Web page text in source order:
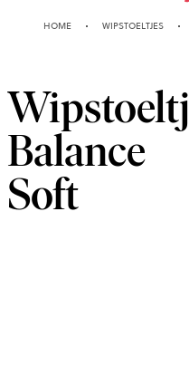
HOME WIPSTOELTJES
Balance
Soft